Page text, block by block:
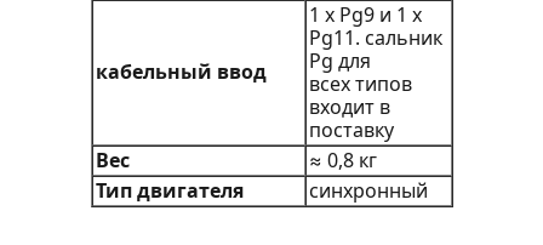
кабельный ввод
1 х Pg9 и 1 х
Pg11. сальник
Pg для
всех типов
входит в
поставку
Вес
≈ 0,8 кг
Тип двигателя
синхронный